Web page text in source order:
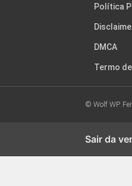
Política
DMCA
Termo
© Wolf WP.
Sair da